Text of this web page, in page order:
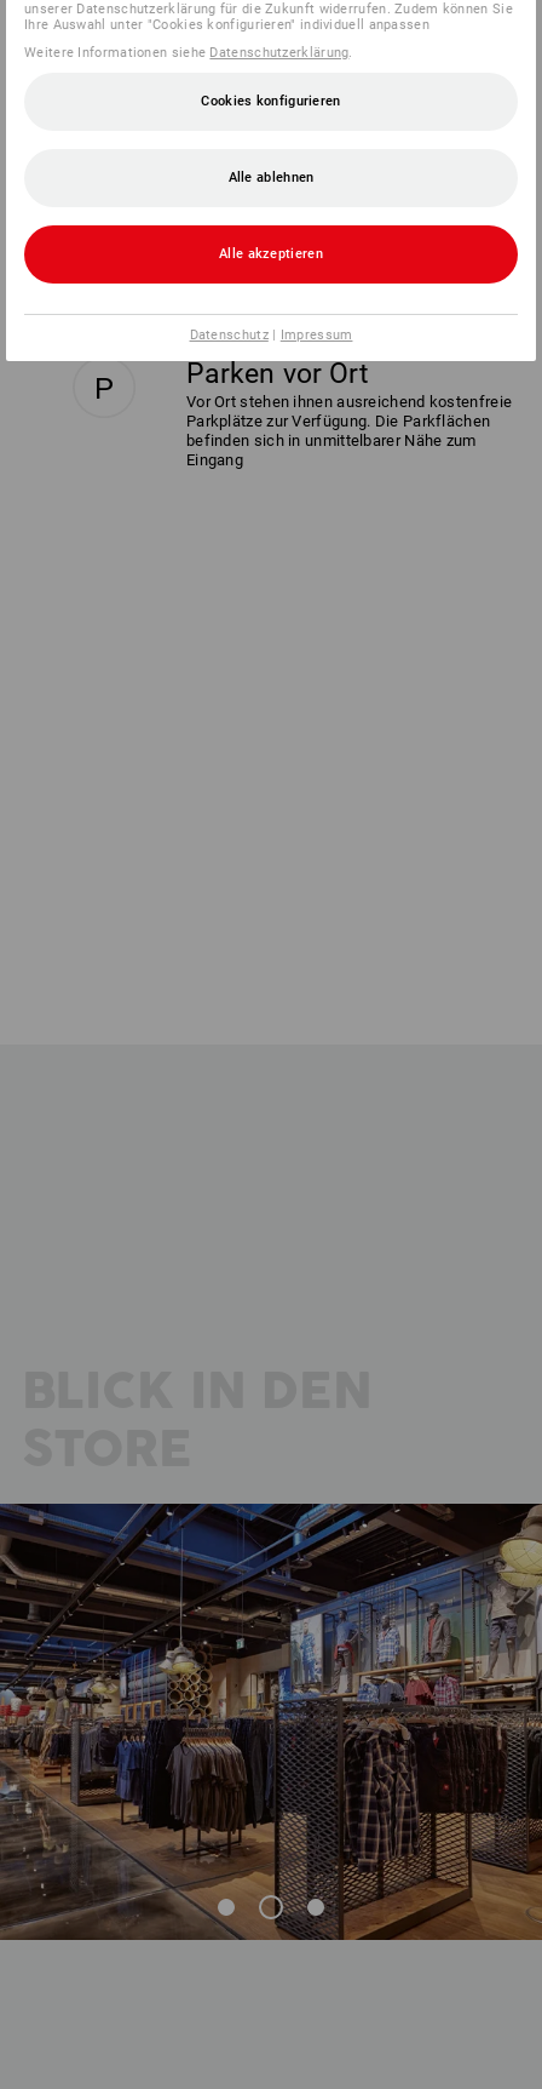
Parken vor Ort
Vor Ort stehen ihnen ausreichend kostenfreie
Parkplätze zur Verfügung. Die Parkflächen
befinden sich in unmittelbarer Nähe zum
Eingang
unserer Datenschutzerklärung für die Zukunft widerrufen. Zudem können Sie
Ihre Auswahl unter "Cookies konfigurieren" individuell anpassen
Weitere Informationen siehe Datenschutzerklärung
Cookies konfigurieren
Alle ablehnen
Alle akzeptieren
Datenschutz| Impressum